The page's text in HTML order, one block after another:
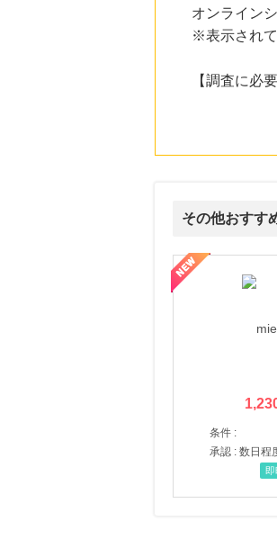
オンライン
※表示され
【調査に必
その他おすす
条件 :
承認 : 数日程
【LOJEL公式サイト】
【ロ